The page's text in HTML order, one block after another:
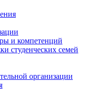
и компетенций
студенческих семей
организации